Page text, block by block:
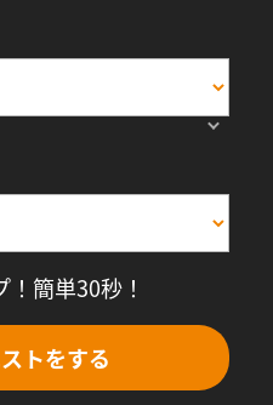
簡単30秒！
トをする